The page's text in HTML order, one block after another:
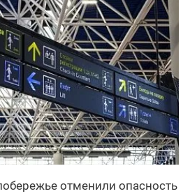
отменили опасность